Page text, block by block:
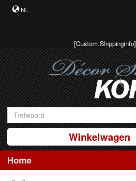
NL
[Custom.Shippinginfo]
Winkelwagen
Home